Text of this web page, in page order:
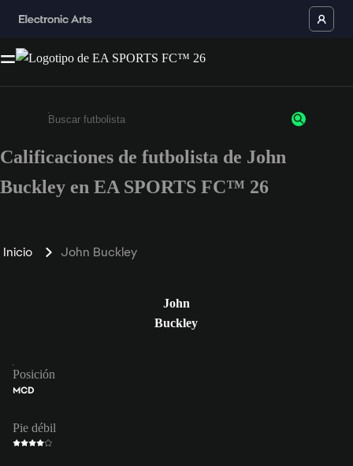
Ingresa un mínimo de 3 caracteres o números
Calificaciones de futbolista de John
Buckley en EA SPORTS FC™ 26
Inicio John Buckley
John
Buckley
Posición
MCD
Pie débil